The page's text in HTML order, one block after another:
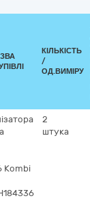
КІЛЬКІСТЬ
/
ОД.ВИМІРУ
Kombi
2
штука